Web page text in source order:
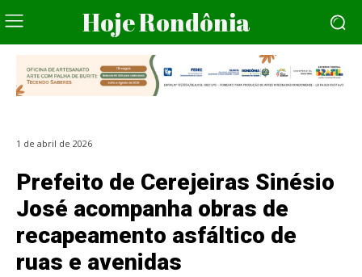
Hoje Rondônia
1 de abril de 2026
Prefeito de Cerejeiras Sinésio
José acompanha obras de
recapeamento asfáltico de
ruas e avenidas